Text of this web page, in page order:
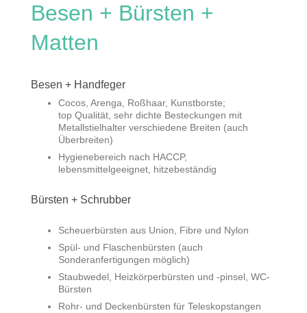
Besen + Bürsten +
Matten
Besen + Handfeger
Cocos, Arenga, Roßhaar, Kunstborste;
top Qualität, sehr dichte Besteckungen mit
Metallstielhalter verschiedene Breiten (auch
Überbreiten)
Hygienebereich nach HACCP,
lebensmittelgeeignet, hitzebeständig
Bürsten + Schrubber
Scheuerbürsten aus Union, Fibre und Nylon
Spül- und Flaschenbürsten (auch
Sonderanfertigungen möglich)
Staubwedel, Heizkörperbürsten und -pinsel, WC-
Bürsten
Rohr- und Deckenbürsten für Teleskopstangen